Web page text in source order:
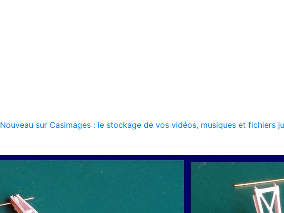
Nouveau sur Casimages : le stockage de vos vidéos, musiques et fichiers